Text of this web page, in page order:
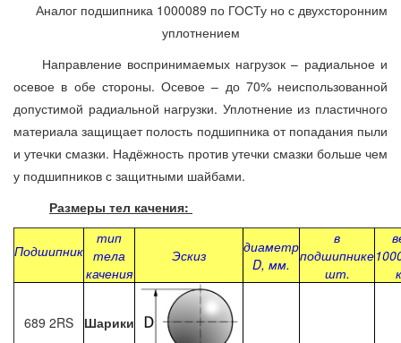
Аналог подшипника 1000089 по ГОСТу но с двухсторонним
уплотнением
Направление воспринимаемых нагрузок – радиальное и
осевое в обе стороны. Осевое – до 70% неиспользованной
допустимой радиальной нагрузки. Уплотнение из пластичного
материала защищает полость подшипника от попадания пыли
и утечки смазки. Надёжность против утечки смазки больше чем
у подшипников с защитными шайбами.
Размеры тел качения:
Подшипник
тип
тела
качения
Эскиз
диаметр
D, мм.
в
подшипнике
шт.
689 2RS Шарики